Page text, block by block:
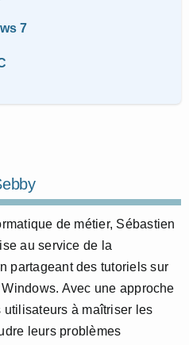
7
de métier, Sébastien
au service de la
partageant des tutoriels sur
Avec une approche
à maîtriser les
leurs problèmes